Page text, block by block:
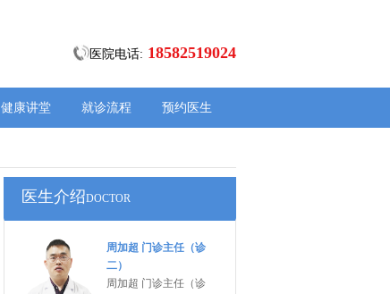
医院电话: 18582519024
健康讲堂 就诊流程 预约医生
医生介绍DOCTOR
周加超 门诊主任（诊
二）
周加超 门诊主任（诊